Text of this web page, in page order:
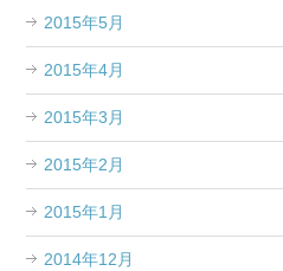
2015年5月
2015年4月
2015年3月
2015年2月
2015年1月
2014年12月